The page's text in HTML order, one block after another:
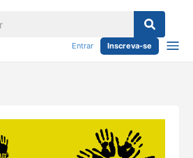
Entrar Inscreva-se